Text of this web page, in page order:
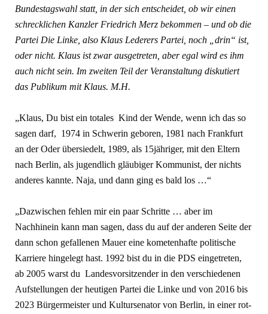
Bundestagswahl statt, in der sich entscheidet, ob wir einen
schrecklichen Kanzler Friedrich Merz bekommen – und ob die
Partei Die Linke, also Klaus Lederers Partei, noch „drin“ ist,
oder nicht. Klaus ist zwar ausgetreten, aber egal wird es ihm
auch nicht sein. Im zweiten Teil der Veranstaltung diskutiert
das Publikum mit Klaus. M.H.
„Klaus, Du bist ein totales Kind der Wende, wenn ich das so
sagen darf, 1974 in Schwerin geboren, 1981 nach Frankfurt
an der Oder übersiedelt, 1989, als 15jähriger, mit den Eltern
nach Berlin, als jugendlich gläubiger Kommunist, der nichts
anderes kannte. Naja, und dann ging es bald los …“
„Dazwischen fehlen mir ein paar Schritte … aber im
Nachhinein kann man sagen, dass du auf der anderen Seite der
dann schon gefallenen Mauer eine kometenhafte politische
Karriere hingelegt hast. 1992 bist du in die PDS eingetreten,
ab 2005 warst du Landesvorsitzender in den verschiedenen
Aufstellungen der heutigen Partei die Linke und von 2016 bis
2023 Bürgermeister und Kultursenator von Berlin, in einer rot-